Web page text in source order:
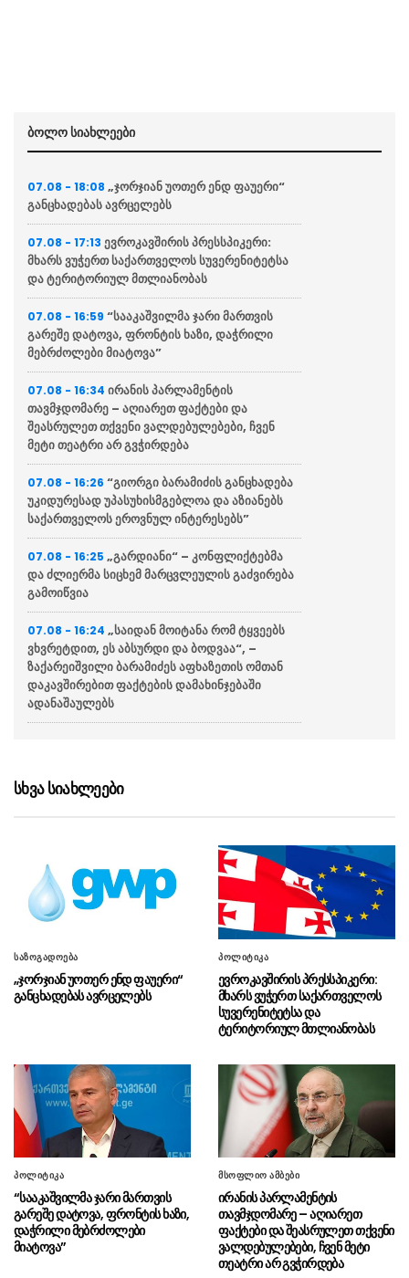
ბოლო სიახლეები
07.08 - 18:08 „ჯორჯიან უოთერ ენდ ფაუერი“
განცხადებას ავრცელებს
07.08 - 17:13 ევროკავშირის პრესსპიკერი:
მხარს ვუჭერთ საქართველოს სუვერენიტეტსა
და ტერიტორიულ მთლიანობას
07.08 - 16:59 “სააკაშვილმა ჯარი მართვის
გარეშე დატოვა, ფრონტის ხაზი, დაჭრილი
მებრძოლები მიატოვა”
07.08 - 16:34 ირანის პარლამენტის
თავმჯდომარე – აღიარეთ ფაქტები და
შეასრულეთ თქვენი ვალდებულებები, ჩვენ
მეტი თეატრი არ გვჭირდება
07.08 - 16:26 “გიორგი ბარამიძის განცხადება
უკიდურესად უპასუხისმგებლოა და აზიანებს
საქართველოს ეროვნულ ინტერესებს”
07.08 - 16:25 „გარდიანი“ – კონფლიქტებმა
და ძლიერმა სიცხემ მარცვლეულის გაძვირება
გამოიწვია
07.08 - 16:24 „საიდან მოიტანა რომ ტყვეებს
ვხვრეტდით, ეს აბსურდი და ბოდვაა“, –
ზაქარეიშვილი ბარამიძეს აფხაზეთის ომთან
დაკავშირებით ფაქტების დამახინჯებაში
ადანაშაულებს
კორუფციის დონე ძალიან მაღალია, ხოლო
56.9% პასუხისმგებლობას უკრაინის
თურქეთმა საუდის არაბეთმა და
პაკისტანმა თავდაცვის შეთანხმებას მოაწერეს
ხელი
07.08 - 16:08
ისლანდიამ ბრიუსელს მოუწოდა,
არ ჩაერიოს ევროკავშირში გაწევრიანების
შესახებ დაგეგმილ რეფერენდუმში
07.08 - 15:47საფრანგეთში ტყის ხანძრებთან
საბრძოლველად უკრაინელი მაშველებიც
07.08 - 15:32თურქეთის სამხედრო-საჰაერო
ძალებმა ესტონეთში ნატო-ს საჰაერო
თავდაცვის განახლებული მისია გადაიბარეს
07.08 - 15:27ბოლნისში პესტიციდების
საქმიანობა შეუჩერდა
07.08 - 15:19“ის რიტორიკა რასაც ისინი
რუსეთის წინააღმდეგ აწარმოებენ, ნაბიჯები
რასაც დღეს დგამენ სწორედ ქვეყნის
სხვა სიახლეები
საზოგადოება
„ჯორჯიან უოთერ ენდ ფაუერი“
განცხადებას ავრცელებს
პოლიტიკა
ევროკავშირის პრესსპიკერი:
მხარს ვუჭერთ საქართველოს
სუვერენიტეტსა და
ტერიტორიულ მთლიანობას
პოლიტიკა
“სააკაშვილმა ჯარი მართვის
გარეშე დატოვა, ფრონტის ხაზი,
დაჭრილი მებრძოლები
მიატოვა”
მსოფლიო ამბები
ირანის პარლამენტის
თავმჯდომარე – აღიარეთ
ფაქტები და შეასრულეთ თქვენი
ვალდებულებები, ჩვენ მეტი
თეატრი არ გვჭირდება